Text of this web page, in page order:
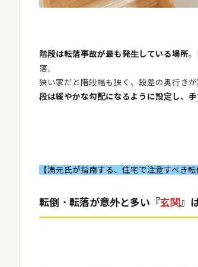
階段は転落事故が最も発生している場所
落。
狭い家だと階段幅も狭く、段差の奥行き
段は緩やかな勾配になるように設定し、
【満元氏が指南する、住宅で注意すべき
転倒・転落が意外と多い『玄関』